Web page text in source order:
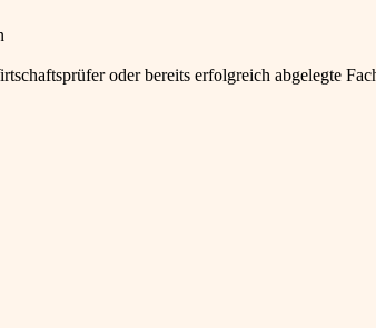
oder bereits erfolgreich abgelegte